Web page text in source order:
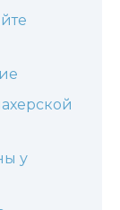
у